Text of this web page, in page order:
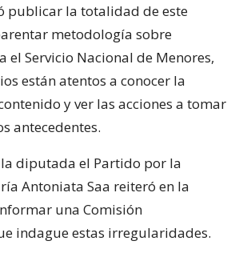
publicar la totalidad de este
metodología sobre
el Servicio Nacional de Menores,
están atentos a conocer la
y ver las acciones a tomar
antecedentes.
la diputada el Partido por la
Antoniata Saa reiteró en la
una Comisión
indague estas irregularidades.